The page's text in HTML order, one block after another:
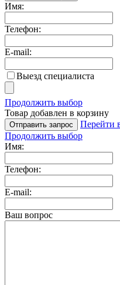
Имя:
Телефон:
E-mail:
Выезд специалиста
Продолжить выбор
Товар добавлен в корзину
Отправить запрос
Перейти
Продолжить выбор
Имя:
Телефон:
E-mail:
Ваш вопрос